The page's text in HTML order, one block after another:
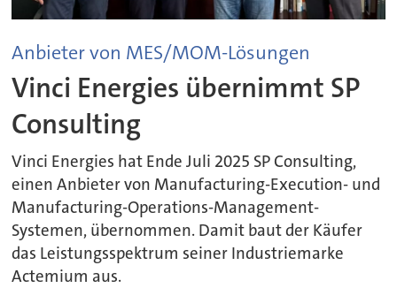
Anbieter von MES/MOM-Lösungen
Vinci Energies übernimmt SP
Consulting
Vinci Energies hat Ende Juli 2025 SP Consulting,
einen Anbieter von Manufacturing-Execution- und
Manufacturing-Operations-Management-
Systemen, übernommen. Damit baut der Käufer
das Leistungsspektrum seiner Industriemarke
Actemium aus.